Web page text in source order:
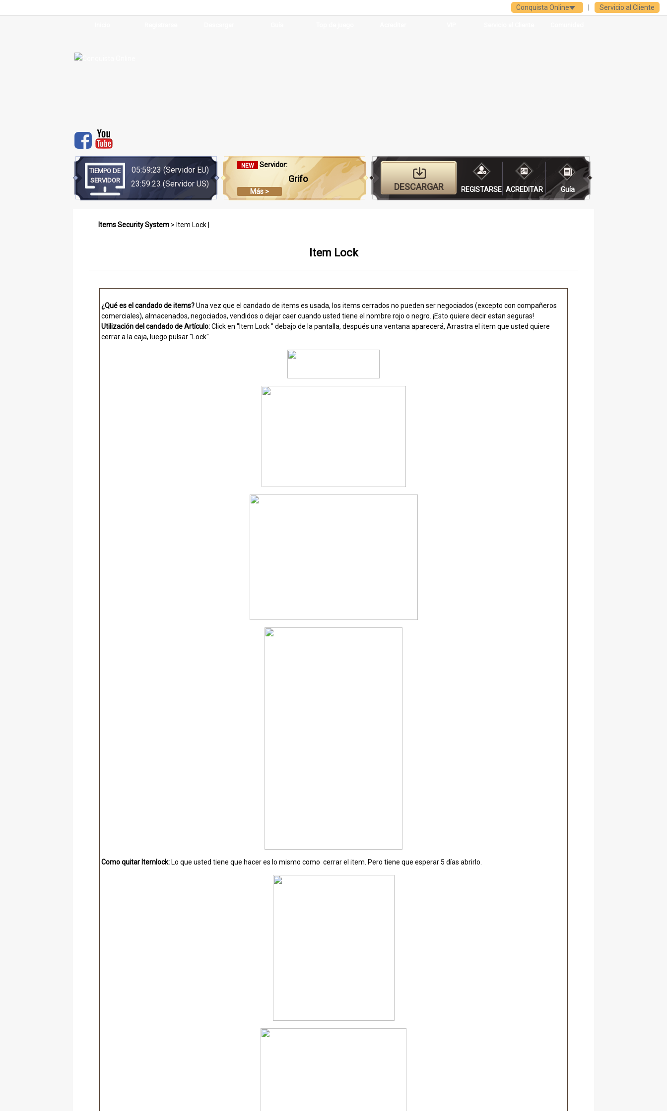
Servicio al Cliente
Conquista Online
TIEMPO DE
SERVIDOR
05:59:23 (Servidor EU)
23:59:23 (Servidor US)
NEW Servidor:
Grifo
Más > DESCARGAR REGISTARSE ACREDITAR Guía
Items Security System > Item Lock
Item Lock
¿Qué es el candado de items?Una vez que el candado de items es usada, los items cerrados no pueden ser negociados (excepto con compañeros
comerciales), almacenados, negociados, vendidos o dejar caer cuando usted tiene el nombre rojo o negro. ¡Esto quiere decir estan seguras!
Utilización del candado de Artículo:Click en "Item Lock " debajo de la pantalla, después una ventana aparecerá, Arrastra el item que usted quiere
cerrar a la caja, luego pulsar "Lock".
Como quitar Itemlock: Lo que usted tiene que hacer es lo mismo como cerrar el item. Pero tiene que esperar 5 días abrirlo.